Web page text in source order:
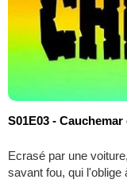
S01E03 -
Ecrasé par une
savant fou, qui l'oblige